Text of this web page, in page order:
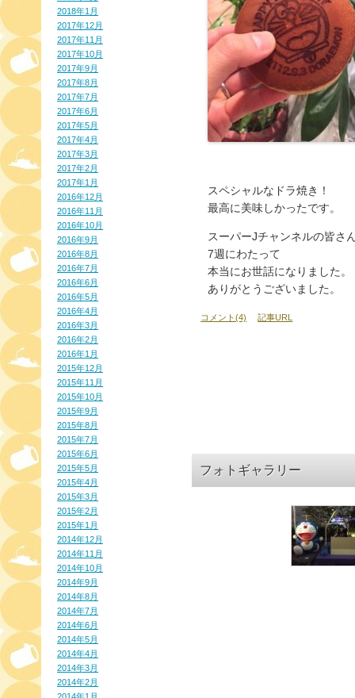
2018年1月
2017年12月
2017年11月
2017年10月
2017年9月
2017年8月
2017年7月
2017年6月
2017年5月
2017年4月
2017年3月
2017年2月
2017年1月
2016年12月
2016年11月
2016年10月
2016年9月
2016年8月
2016年7月
2016年6月
2016年5月
2016年4月
2016年3月
2016年2月
2016年1月
2015年12月
2015年11月
2015年10月
2015年9月
2015年8月
2015年7月
2015年6月
2015年5月
2015年4月
2015年3月
2015年2月
2015年1月
2014年12月
2014年11月
2014年10月
2014年9月
2014年8月
2014年7月
2014年6月
2014年5月
2014年4月
2014年3月
2014年2月
スペシャルなドラ焼き！
最高に美味しかったです。
スーパーJチャンネルの皆さ
7週にわたって
本当にお世話になりました。
ありがとうございました。
コメント(4) 記事URL
フォトギャラリー